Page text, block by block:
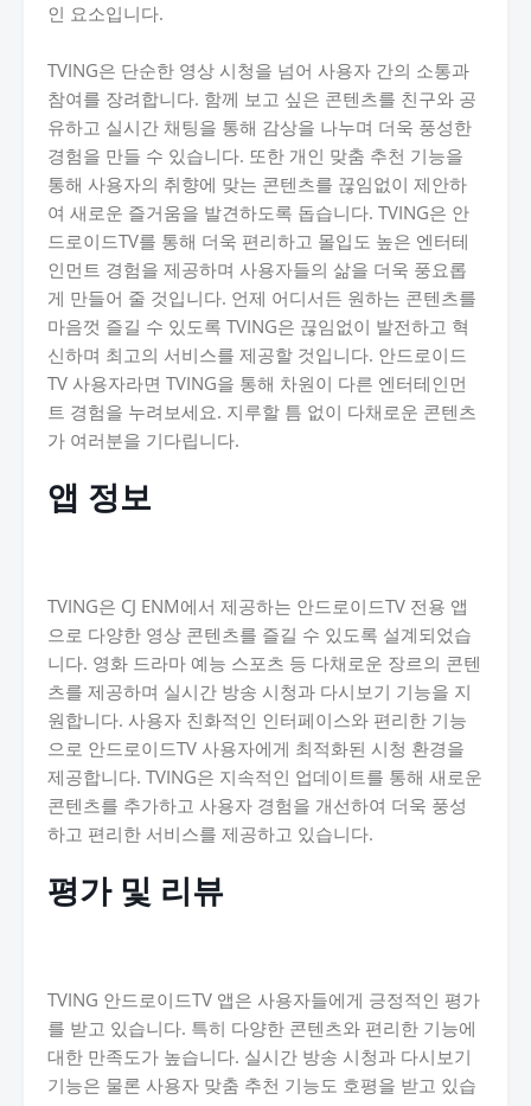
인 요소입니다.
TVING은 단순한 영상 시청을 넘어 사용자 간의 소통과
참여를 장려합니다. 함께 보고 싶은 콘텐츠를 친구와 공
유하고 실시간 채팅을 통해 감상을 나누며 더욱 풍성한
경험을 만들 수 있습니다. 또한 개인 맞춤 추천 기능을
통해 사용자의 취향에 맞는 콘텐츠를 끊임없이 제안하
여 새로운 즐거움을 발견하도록 돕습니다. TVING은 안
드로이드TV를 통해 더욱 편리하고 몰입도 높은 엔터테
인먼트 경험을 제공하며 사용자들의 삶을 더욱 풍요롭
게 만들어 줄 것입니다. 언제 어디서든 원하는 콘텐츠를
마음껏 즐길 수 있도록 TVING은 끊임없이 발전하고 혁
신하며 최고의 서비스를 제공할 것입니다. 안드로이드
TV 사용자라면 TVING을 통해 차원이 다른 엔터테인먼
트 경험을 누려보세요. 지루할 틈 없이 다채로운 콘텐츠
가 여러분을 기다립니다.
앱 정보
TVING은 CJ ENM에서 제공하는 안드로이드TV 전용 앱
으로 다양한 영상 콘텐츠를 즐길 수 있도록 설계되었습
니다. 영화 드라마 예능 스포츠 등 다채로운 장르의 콘텐
츠를 제공하며 실시간 방송 시청과 다시보기 기능을 지
원합니다. 사용자 친화적인 인터페이스와 편리한 기능
으로 안드로이드TV 사용자에게 최적화된 시청 환경을
제공합니다. TVING은 지속적인 업데이트를 통해 새로운
콘텐츠를 추가하고 사용자 경험을 개선하여 더욱 풍성
하고 편리한 서비스를 제공하고 있습니다.
평가 및 리뷰
TVING 안드로이드TV 앱은 사용자들에게 긍정적인 평가
를 받고 있습니다. 특히 다양한 콘텐츠와 편리한 기능에
대한 만족도가 높습니다. 실시간 방송 시청과 다시보기
기능은 물론 사용자 맞춤 추천 기능도 호평을 받고 있습